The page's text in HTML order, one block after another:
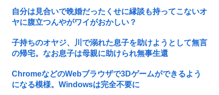
自分は見合いで晩婚だったくせに縁談も持ってこないオ
ヤに腹立つんやがワイがおかしい？
子持ちのオヤジ、川で溺れた息子を助けようとして無言
の帰宅。なお息子は母親に助けられ無事生還
ChromeなどのWebブラウザで3Dゲームができるよう
になる模様。Windowsは完全不要に